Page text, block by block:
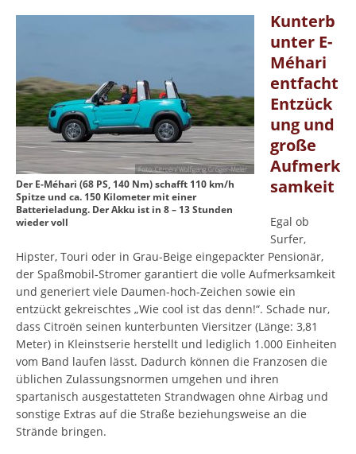
Der E-Méhari (68 PS, 140 Nm) schafft 110 km/h
Spitze und ca. 150 Kilometer mit einer
Batterieladung. Der Akku ist in 8 – 13 Stunden
wieder voll
Kunterb
unter E-
Méhari
entfacht
Entzück
ung und
große
Aufmerk
samkeit
Egal ob
Surfer,
Hipster, Touri oder in Grau-Beige eingepackter Pensionär,
der Spaßmobil-Stromer garantiert die volle Aufmerksamkeit
und generiert viele Daumen-hoch-Zeichen sowie ein
entzückt gekreischtes „Wie cool ist das denn!“. Schade nur,
dass Citroën seinen kunterbunten Viersitzer (Länge: 3,81
Meter) in Kleinstserie herstellt und lediglich 1.000 Einheiten
vom Band laufen lässt. Dadurch können die Franzosen die
üblichen Zulassungsnormen umgehen und ihren
spartanisch ausgestatteten Strandwagen ohne Airbag und
sonstige Extras auf die Straße beziehungsweise an die
Strände bringen.